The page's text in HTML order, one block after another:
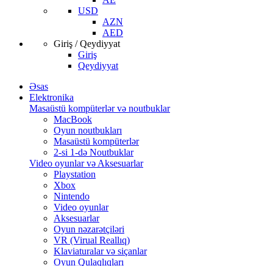
USD
AZN
AED
Giriş / Qeydiyyat
Giriş
Qeydiyyat
Əsas
Elektronika
Masaüstü kompüterlər və noutbuklar
MacBook
Oyun noutbukları
Masaüstü kompüterlər
2-si 1-də Noutbuklar
Video oyunlar və Aksesuarlar
Playstation
Xbox
Nintendo
Video oyunlar
Aksesuarlar
Oyun nəzarətçiləri
VR (Virual Reallıq)
Klaviaturalar və siçanlar
Oyun Qulaqlıqları